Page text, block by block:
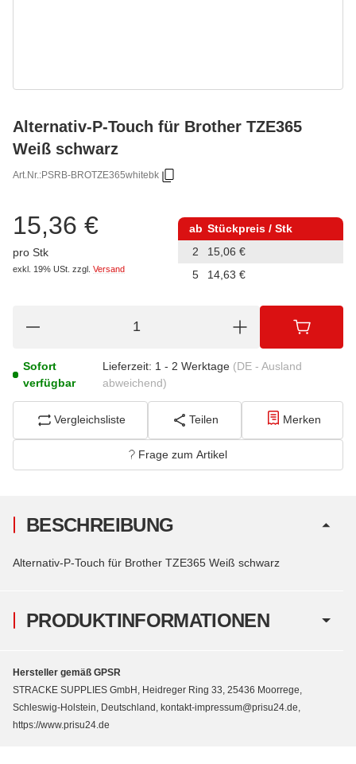
Alternativ-P-Touch für Brother TZE365
Weiß schwarz
Art.Nr.:PSRB-BROTZE365whitebk
15,36 €
pro Stk
exkl. 19% USt. zzgl. Versand
ab Stückpreis / Stk
2
15,06 €
5
14,63 €
Sofort
verfügbar
Lieferzeit: 1 - 2 Werktage (DE - Ausland
abweichend)
Vergleichsliste Teilen Merken
Frage zum Artikel
PRODUKTINFORMATIONEN
BESCHREIBUNG
Alternativ-P-Touch für Brother TZE365 Weiß schwarz
Hersteller gemäß GPSR
STRACKE SUPPLIES GmbH, Heidreger Ring 33, 25436 Moorrege,
Schleswig-Holstein, Deutschland, kontakt-impressum@prisu24.de,
https://www.prisu24.de